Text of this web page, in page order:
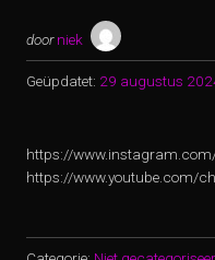
door niek
Geüpdatet: 29 augustus
https://
https://www.youtube.com/